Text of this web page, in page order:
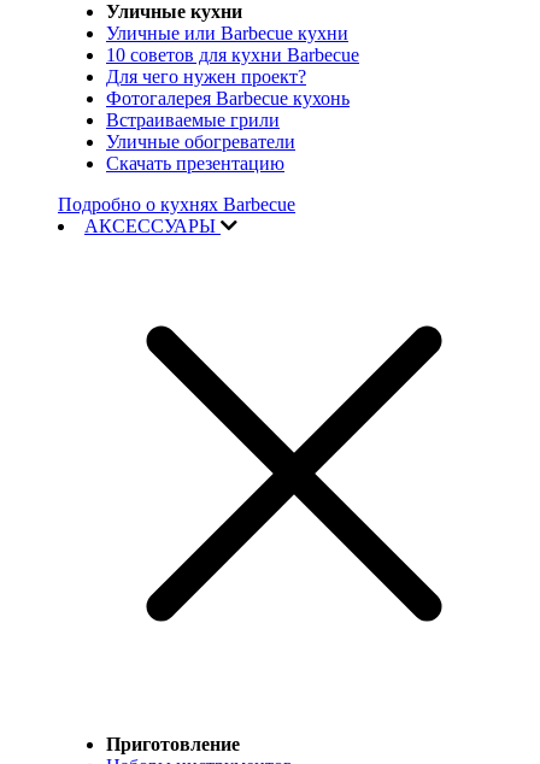
Уличные кухни
Уличные или Barbecue кухни
10 советов для кухни Barbecue
Для чего нужен проект?
Фотогалерея Barbecue кухонь
Встраиваемые грили
Уличные обогреватели
Скачать презентацию
Подробно о кухнях Barbecue
АКСЕССУАРЫ
Приготовление